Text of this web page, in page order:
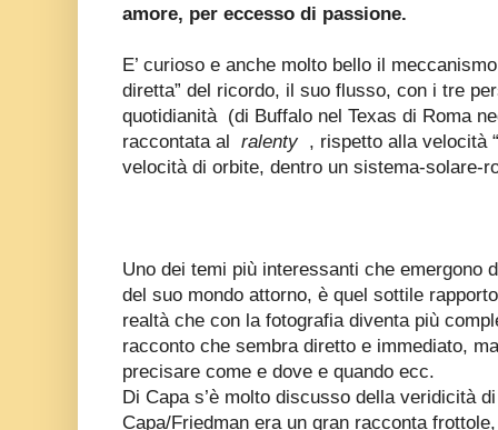
amore, per eccesso di passione.
E’ curioso e anche molto bello il
diretta” del ricordo, il suo flusso, con i tre
quotidianità (di Buffalo nel Texas di Roma
raccontata al ralenty , rispetto alla velocità
velocità di orbite, dentro un sistema-solare-
Uno dei temi più interessanti che emergono
del suo mondo attorno, è quel sottile
realtà che con la fotografia diventa più
racconto che sembra diretto e immediato,
precisare come e dove e quando ecc.
Di Capa s’è molto discusso della veridicità
Capa/Friedman era un gran racconta